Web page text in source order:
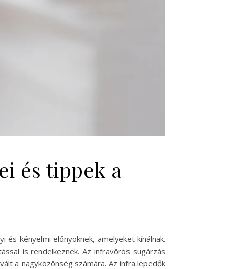
és tippek a
kényelmi előnyöknek, amelyeket kínálnak.
is rendelkeznek. Az infravörös sugárzás
a nagyközönség számára. Az infra lepedők